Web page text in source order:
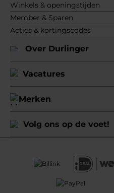
Winkels & openingstijden
Member & Sparen
Acties & kortingscodes
Over Durlinger
Vacatures
Merken
Volg ons op de voet!